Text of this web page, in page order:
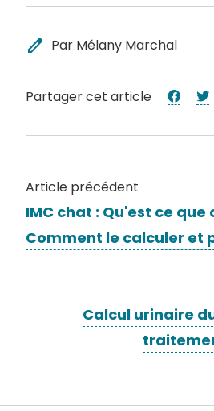
edit Par Mélany Marchal
Partager cet article
Article précédent
IMC chat : Qu'est ce que
Comment le calculer et
Calcul urinaire